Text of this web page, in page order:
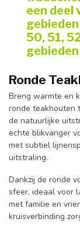
een deel
50, 51,
Ronde
Breng warmte en
ronde teakhouten
de natuurlijke
echte blikvanger
met subtiel
uitstraling.
Dankzij de ronde
sfeer, ideaal voor
met familie en
kruisverbinding